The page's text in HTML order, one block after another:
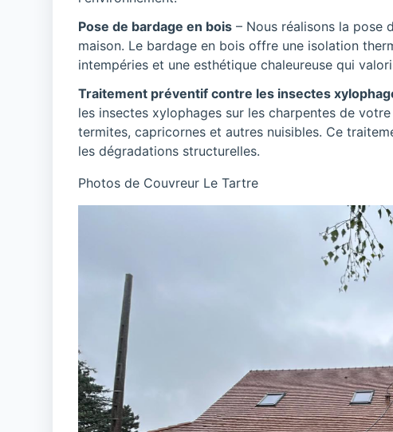
Pose de bardage en bois– Nous réalisons la pose
maison. Le bardage en bois offre une isolation
intempéries et une esthétique chaleureuse qui
Traitement préventif contre les insectes
les insectes xylophages sur les charpentes de
termites, capricornes et autres nuisibles. Ce
les dégradations structurelles.
Photos de Couvreur Le Tartre